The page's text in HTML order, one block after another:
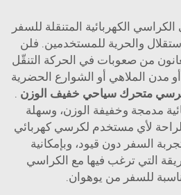
الكهربائية المتنقلة للسفر
والحرية للمستخدمين. فلن
من صعوبات في الحركة التنقّل
مدن الملاهي أو الشوارع الحضرية
متحرك سياحي خفيف الوزن
مدمجة وخفيفة الوزن، وسهلة
لأي مستخدم لكرسي كهربائي
السفر دون قيود، وبإمكانية
التي ترغب فيها مع الكراسي
للسفر من يوهوان.